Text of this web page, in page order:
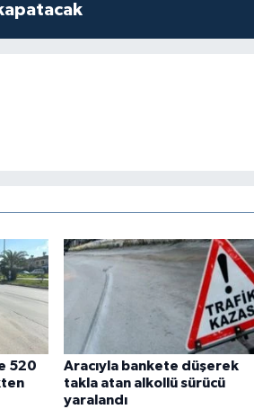
520
Aracıyla bankete düşerek
takla atan alkollü sürücü
yaralandı